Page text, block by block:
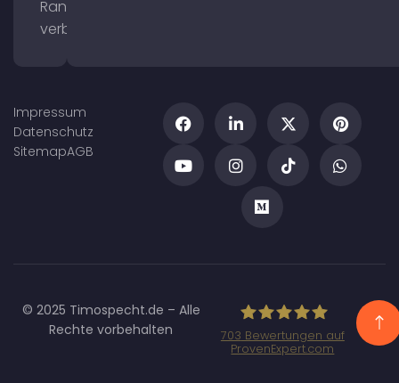
Ranking
verbessern
Impressum
Datenschutz
SitemapAGB
© 2025 Timospecht.de – Alle
Rechte vorbehalten
703 Bewertungen auf
ProvenExpert.com